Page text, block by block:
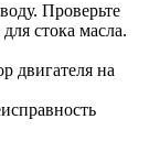
Проверьте
стока масла.
двигателя на